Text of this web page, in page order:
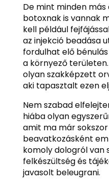
De mint minden más
botoxnak is vannak
kell például
az injekció beadása
fordulhat elő
a környező
olyan szakképzett
aki tapasztalt ezen
Nem szabad
hiába olyan
amit ma már sokszor
beavatkozásként
komoly dologról van
felkészültség és
javasolt beleugrani.